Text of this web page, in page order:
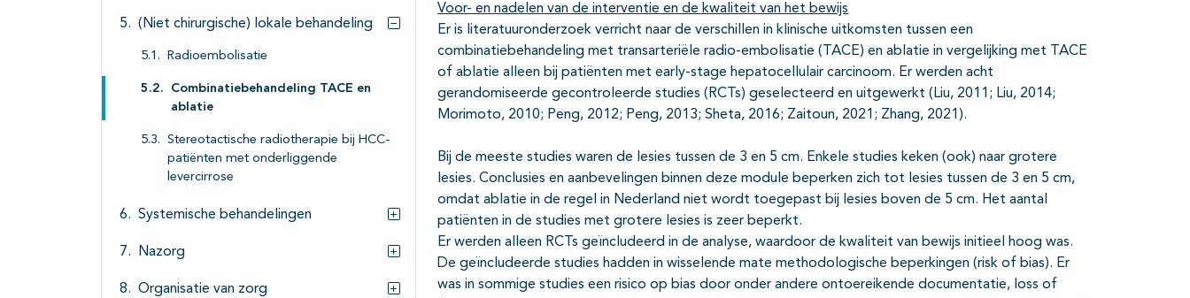
Subpagina's open- en dichtklappen
(Niet chirurgische) lokale behandeling
Subpagina's open- en dichtklappen
Radioembolisatie
Combinatiebehandeling TACE en
ablatie
Stereotactische radiotherapie bij HCC-
patiënten met onderliggende
levercirrose
Systemische behandelingen
Subpagina's open- en dichtklappen
Nazorg
Subpagina's open- en dichtklappen
Organisatie van zorg
Voor- en nadelen van de interventie en de kwaliteit van het bewijs
Er is literatuuronderzoek verricht naar de verschillen in klinische uitkomsten tussen een
combinatiebehandeling met transarteriële radio-embolisatie (TACE) en ablatie in vergelijking met TACE
of ablatie alleen bij patiënten met early-stage hepatocellulair carcinoom. Er werden acht
gerandomiseerde gecontroleerde studies (RCTs) geselecteerd en uitgewerkt (Liu, 2011; Liu, 2014;
Morimoto, 2010; Peng, 2012; Peng, 2013; Sheta, 2016; Zaitoun, 2021; Zhang, 2021).
Bij de meeste studies waren de lesies tussen de 3 en 5 cm. Enkele studies keken (ook) naar grotere
lesies. Conclusies en aanbevelingen binnen deze module beperken zich tot lesies tussen de 3 en 5 cm,
omdat ablatie in de regel in Nederland niet wordt toegepast bij lesies boven de 5 cm. Het aantal
patiënten in de studies met grotere lesies is zeer beperkt.
Er werden alleen RCTs geïncludeerd in de analyse, waardoor de kwaliteit van bewijs initieel hoog was.
De geïncludeerde studies hadden in wisselende mate methodologische beperkingen (risk of bias). Er
was in sommige studies een risico op bias door onder andere ontoereikende documentatie, loss of